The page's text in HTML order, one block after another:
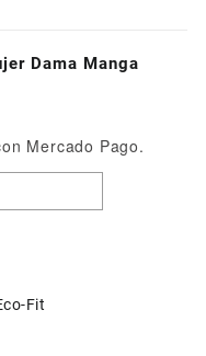
Dama Manga
Mercado Pago.
Fit